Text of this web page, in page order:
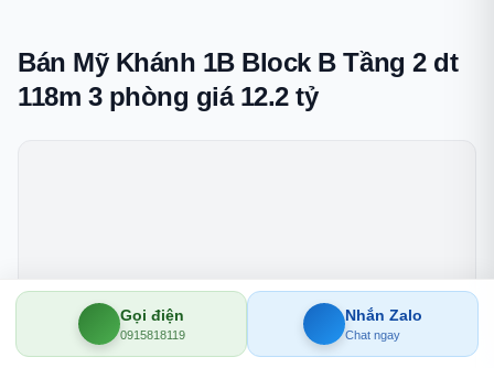
Bán Mỹ Khánh 1B Block B Tầng 2 dt
118m 3 phòng giá 12.2 tỷ
Gọi điện
0915818119
Nhắn Zalo
Chat ngay